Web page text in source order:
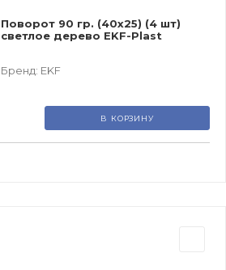
Поворот 90 гр. (40х25) (4 шт)
светлое дерево EKF-Plast
Бренд: EKF
В КОРЗИНУ